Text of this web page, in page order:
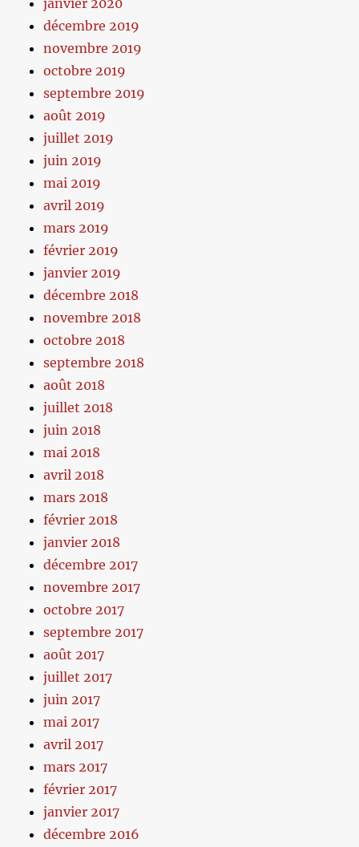
décembre 2019
novembre 2019
octobre 2019
septembre 2019
août 2019
juillet 2019
juin 2019
mai 2019
avril 2019
mars 2019
février 2019
janvier 2019
décembre 2018
novembre 2018
octobre 2018
septembre 2018
août 2018
juillet 2018
juin 2018
mai 2018
avril 2018
mars 2018
février 2018
janvier 2018
décembre 2017
novembre 2017
octobre 2017
septembre 2017
août 2017
juillet 2017
juin 2017
mai 2017
avril 2017
mars 2017
février 2017
janvier 2017
décembre 2016